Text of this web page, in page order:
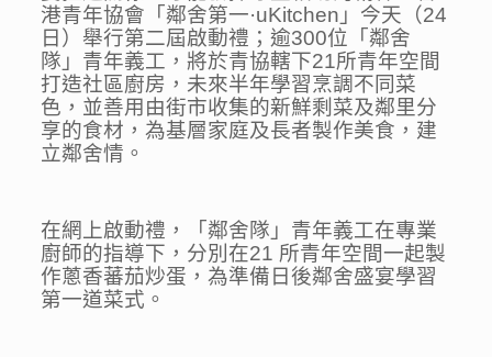
港青年協會「鄰舍第一·uKitchen」今天（24
日）舉行第二屆啟動禮；逾300位「鄰舍
隊」青年義工，將於青協轄下21所青年空間
打造社區廚房，未來半年學習烹調不同菜
色，並善用由街市收集的新鮮剩菜及鄰里分
享的食材，為基層家庭及長者製作美食，建
立鄰舍情。
在網上啟動禮，「鄰舍隊」青年義工在專業
廚師的指導下，分別在21 所青年空間一起製
作蔥香蕃茄炒蛋，為準備日後鄰舍盛宴學習
第一道菜式。